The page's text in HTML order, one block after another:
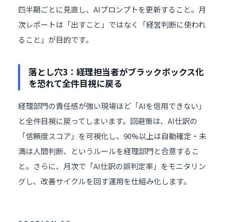
四半期ごとに見直し、AIプロンプトを更新すること。月
次レポートは「出すこと」ではなく「経営判断に使われ
ること」が目的です。
落とし穴3：経理担当者がブラックボックス化
を恐れて全件目視に戻る
経理部門の責任感が強い現場ほど「AIを信用できない」
と全件目視に戻ってしまいます。回避策は、AI仕訳の
「信頼度スコア」を可視化し、90%以上は自動確定・未
満は人間判断、というルールを経理部門と合意するこ
と。さらに、月次で「AI仕訳の誤判定率」をモニタリン
グし、改善サイクルを回す運用を仕組み化します。